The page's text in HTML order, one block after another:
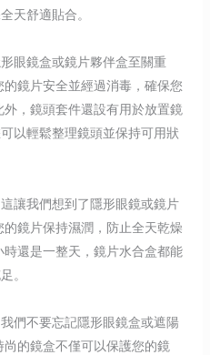
天舒適貼合。
眼鏡盒或鏡片夥伴盒至關重
鏡片安全並經過消毒，確保您
，鏡頭套件還設有用於放置鏡
以輕鬆整理鏡頭並保持可用狀
讓我們想到了隱形眼鏡或鏡片
鏡片保持濕潤，防止全天乾燥
還是一整天，鏡片水合盒都能
。
們不要忘記隱形眼鏡盒或遮陽
的鏡盒不僅可以保護您的鏡